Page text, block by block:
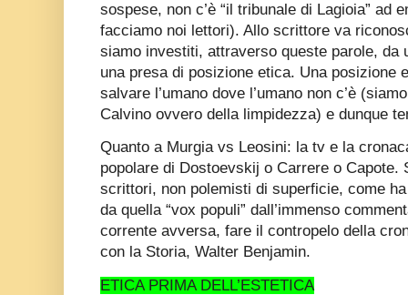
sospese, non c’è “il tribunale di Lagioia” ad
facciamo noi lettori). Allo scrittore va
siamo investiti, attraverso queste parole, da
una presa di posizione etica. Una posizione
salvare l’umano dove l’umano non c’è
Calvino ovvero della limpidezza) e dunque
Quanto a Murgia vs Leosini: la tv e la
popolare di Dostoevskij o Carrere o Capote.
scrittori, non polemisti di superficie, come
da quella “vox populi” dall’immenso
corrente avversa, fare il contropelo della
con la Storia, Walter Benjamin.
ETICA PRIMA DELL’ESTETICA